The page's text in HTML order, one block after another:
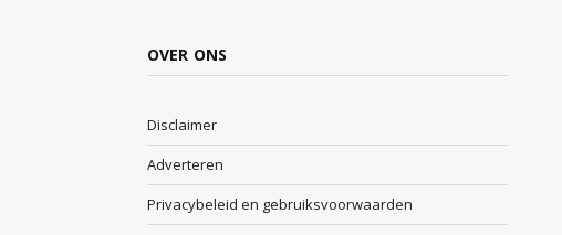
OVER ONS
Disclaimer
Adverteren
Privacybeleid en gebruiksvoorwaarden